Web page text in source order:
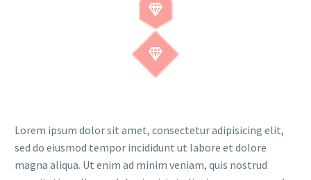




Lorem ipsum dolor sit amet, consectetur adipisicing elit,
sed do eiusmod tempor incididunt ut labore et dolore
magna aliqua. Ut enim ad minim veniam, quis nostrud